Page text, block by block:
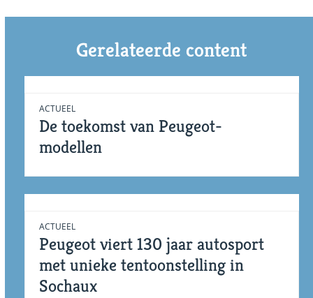
Gerelateerde content
De toekomst van Peugeot-
modellen
ACTUEEL
Peugeot viert 130 jaar autosport
met unieke tentoonstelling in
Sochaux
ACTUEEL